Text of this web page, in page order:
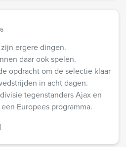
ergere dingen.
daar ook spelen.
opdracht om de selectie klaar
in acht dagen.
tegenstanders Ajax en
Europees programma.